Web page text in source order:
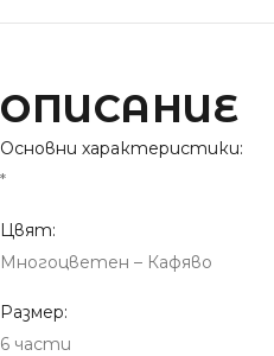
ОПИСАНИЕ
Основни характеристики:
*
Цвят:
Многоцветен – Кафяво
Размер:
6 части